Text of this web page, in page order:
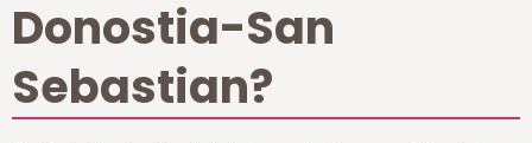
Donostia-San
Sebastian?